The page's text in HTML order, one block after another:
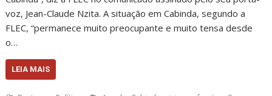
voz, Jean-Claude Nzita. A situação em Cabinda, segundo a
FLEC, “permanece muito preocupante e muito tensa desde
o…
LEIA MAIS